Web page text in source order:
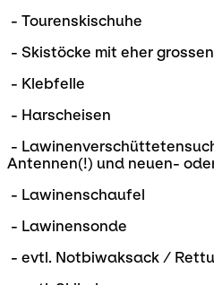
- Tourenskischuhe
- Skistöcke mit eher
- Klebfelle
- Harscheisen
-
Antennen(!) und neuen-
- Lawinenschaufel
- Lawinensonde
- evtl. Notbiwaksack /